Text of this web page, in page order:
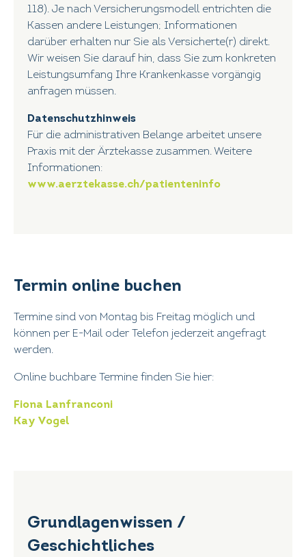
118). Je nach Versicherungsmodell entrichten die
Kassen andere Leistungen; Informationen
darüber erhalten nur Sie als Versicherte(r) direkt.
Wir weisen Sie darauf hin, dass Sie zum konkreten
Leistungsumfang Ihre Krankenkasse vorgängig
anfragen müssen.
Datenschutzhinweis
Für die administrativen Belange arbeitet unsere
Praxis mit der Ärztekasse zusammen. Weitere
Informationen:
www.aerztekasse.ch/patienteninfo
Termin online buchen
Termine sind von Montag bis Freitag möglich und
können per E-Mail oder Telefon jederzeit angefragt
werden.
Online buchbare Termine finden Sie hier:
Fiona Lanfranconi
Kay Vogel
Grundlagenwissen /
Geschichtliches